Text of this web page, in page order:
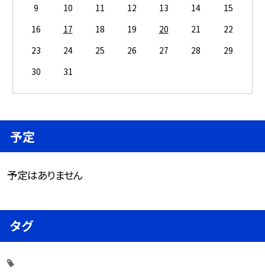
9
10 11 12 13 14
15
16
17 18 19 20 21
22
23
24 25 26 27 28
29
30
31
予定
予定はありません
タグ